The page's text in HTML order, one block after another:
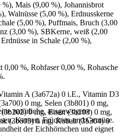
Mais (9,00 %), Johannisbrot
Walnüsse (5,00 %), Erdnusskerne
(5,00 %), Puffmais, Bruch (3,00
(3,00 %), SBKerne, weiß (2,00
in Schale (2,00 %),
%, Rohfaser 0,00 %, Rohasche
A (3a672a) 0 i.E., Vitamin D3
0 mg, Selen (3b801) 0 mg,
0 mg, Eisen (3b103) 0 mg,
(3b603) 0 mg, Kobalt (3b304) 0
natürliche, ausgewogene
Kernen, Früchten und Gemüse.
der Eichhörnchen und eignet